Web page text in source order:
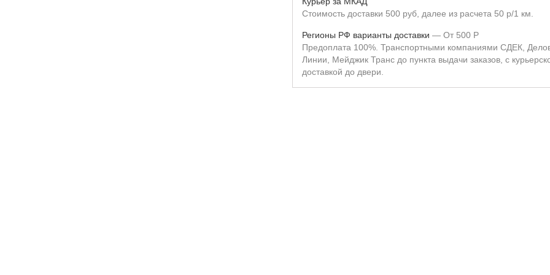
Стоимость доставки 500 руб, далее из расчета 50 р/1 км.
Регионы РФ варианты доставки От 500 Р
Предоплата 100%. Транспортными компаниями СДЕК,
Линии, Мейджик Транс до пункта выдачи заказов, с
доставкой до двери.